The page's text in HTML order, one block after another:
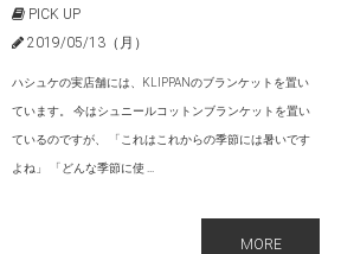
PICK UP
2019/05/13（月）
ハシュケの実店舗には、KLIPPANのブランケットを置い
ています。 今はシュニールコットンブランケットを置い
ているのですが、 「これはこれからの季節には暑いです
よね」 「どんな季節に使 ...
MORE